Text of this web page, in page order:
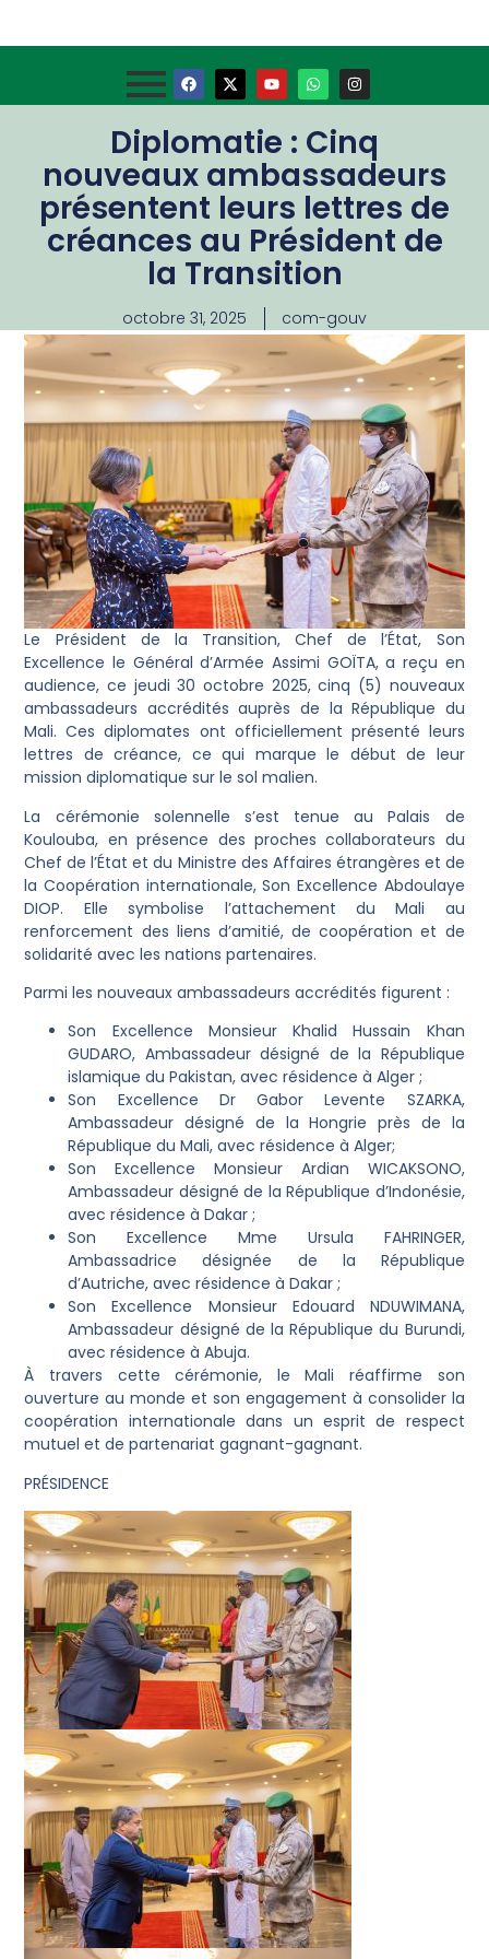
Diplomatie : Cinq
nouveaux ambassadeurs
présentent leurs lettres de
créances au Président de
la Transition
octobre 31, 2025 com-gouv
Le Président de la Transition, Chef de l’État, Son
Excellence le Général d’Armée Assimi GOÏTA, a reçu en
audience, ce jeudi 30 octobre 2025, cinq (5) nouveaux
ambassadeurs accrédités auprès de la République du
Mali. Ces diplomates ont officiellement présenté leurs
lettres de créance, ce qui marque le début de leur
mission diplomatique sur le sol malien.
La cérémonie solennelle s’est tenue au Palais de
Koulouba, en présence des proches collaborateurs du
Chef de l’État et du Ministre des Affaires étrangères et de
la Coopération internationale, Son Excellence Abdoulaye
DIOP. Elle symbolise l’attachement du Mali au
renforcement des liens d’amitié, de coopération et de
solidarité avec les nations partenaires.
Parmi les nouveaux ambassadeurs accrédités figurent :
Son Excellence Monsieur Khalid Hussain Khan
GUDARO, Ambassadeur désigné de la République
islamique du Pakistan, avec résidence à Alger ;
Son Excellence Dr Gabor Levente SZARKA,
Ambassadeur désigné de la Hongrie près de la
République du Mali, avec résidence à Alger;
Son Excellence Monsieur Ardian WICAKSONO,
Ambassadeur désigné de la République d’Indonésie,
avec résidence à Dakar ;
Son Excellence Mme Ursula FAHRINGER,
Ambassadrice désignée de la République
d’Autriche, avec résidence à Dakar ;
Son Excellence Monsieur Edouard NDUWIMANA,
Ambassadeur désigné de la République du Burundi,
avec résidence à Abuja.
À travers cette cérémonie, le Mali réaffirme son
ouverture au monde et son engagement à consolider la
coopération internationale dans un esprit de respect
mutuel et de partenariat gagnant-gagnant.
PRÉSIDENCE